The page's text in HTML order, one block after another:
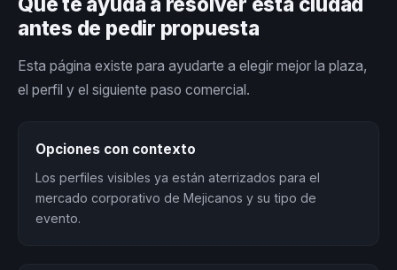
antes de pedir propuesta
Esta página existe para ayudarte a elegir mejor la plaza,
el perfil y el siguiente paso comercial.
Opciones con contexto
Los perfiles visibles ya están aterrizados para el
mercado corporativo de Mejicanos y su tipo de
evento.